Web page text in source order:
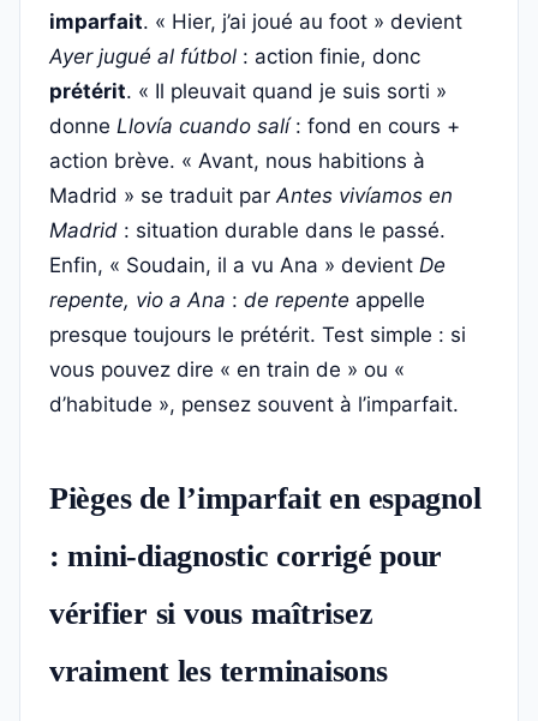
imparfait. « Hier, j’ai joué au foot » devient
Ayer jugué al fútbol : action finie, donc
prétérit. « Il pleuvait quand je suis sorti »
donne Llovía cuando salí: fond en cours +
action brève. « Avant, nous habitions à
Madrid » se traduit parAntes vivíamos en
Madrid : situation durable dans le passé.
Enfin, « Soudain, il a vu Ana » devient De
repente, vio a Ana : de repente appelle
presque toujours le prétérit. Test simple : si
vous pouvez dire « en train de » ou «
d’habitude », pensez souvent à l’imparfait.
Pièges de l’imparfait en espagnol
: mini-diagnostic corrigé pour
vérifier si vous maîtrisez
vraiment les terminaisons